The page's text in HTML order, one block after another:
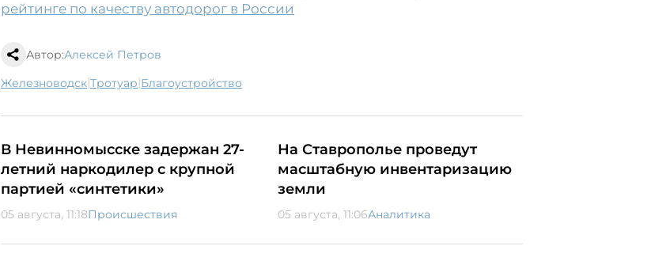
рейтинге по качеству автодорог в России
Автор:Алексей Петров
Железноводск| тротуар| благоустройство
В Невинномысске задержан 27-
летний наркодилер с крупной
партией «синтетики»
05 августа, 11:18Происшествия
На Ставрополье проведут
масштабную инвентаризацию
земли
05 августа, 11:06Аналитика